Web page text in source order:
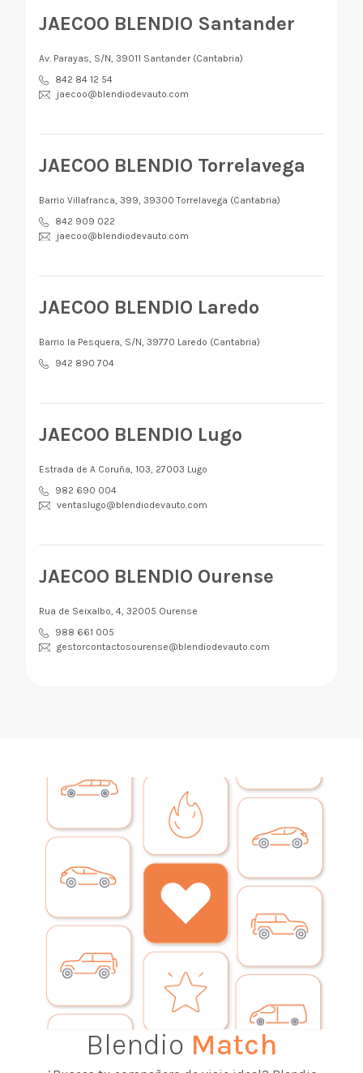
JAECOO BLENDIO Santander
Av. Parayas, S/N, 39011 Santander (Cantabria)
842 84 12 54
jaecoo@blendiodevauto.com
JAECOO BLENDIO Torrelavega
Barrio Villafranca, 399, 39300 Torrelavega (Cantabria)
842 909 022
jaecoo@blendiodevauto.com
JAECOO BLENDIO Laredo
Barrio la Pesquera, S/N, 39770 Laredo (Cantabria)
942 890 704
JAECOO BLENDIO Lugo
Estrada de A Coruña, 103, 27003 Lugo
982 690 004
ventaslugo@blendiodevauto.com
JAECOO BLENDIO Ourense
Rua de Seixalbo, 4, 32005 Ourense
988 661 005
gestorcontactosourense@blendiodevauto.com
Blendio Match